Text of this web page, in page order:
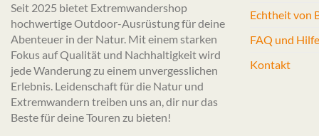
Seit 2025 bietet Extremwandershop
hochwertige Outdoor-Ausrüstung für deine
Abenteuer in der Natur. Mit einem starken
Fokus auf Qualität und Nachhaltigkeit wird
jede Wanderung zu einem unvergesslichen
Erlebnis. Leidenschaft für die Natur und
Extremwandern treiben uns an, dir nur das
Beste für deine Touren zu bieten!
Echtheit von
FAQ und Hilfe
Kontakt